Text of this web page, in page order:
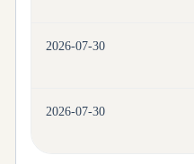
2026-07-30
2026-07-30